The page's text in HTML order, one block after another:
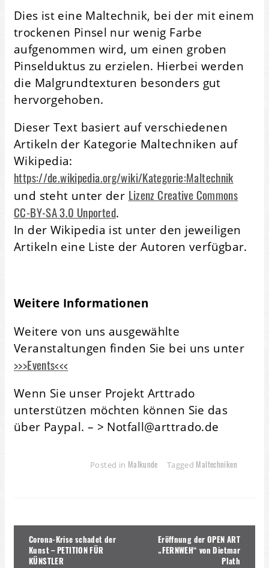
Dies ist eine Maltechnik, bei der mit einem
trockenen Pinsel nur wenig Farbe
aufgenommen wird, um einen groben
Pinselduktus zu erzielen. Hierbei werden
die Malgrundtexturen besonders gut
hervorgehoben.
Dieser Text basiert auf verschiedenen
Artikeln der Kategorie Maltechniken auf
Wikipedia:
https://de.wikipedia.org/wiki/Kategorie:Maltechnik
und steht unter der Lizenz Creative Commons
CC-BY-SA 3.0 Unported.
In der Wikipedia ist unter den jeweiligen
Artikeln eine Liste der Autoren verfügbar.
Weitere Informationen
Weitere von uns ausgewählte
Veranstaltungen finden Sie bei uns unter
>>>Events<<<
Wenn Sie unser Projekt Arttrado
unterstützen möchten können Sie das
über Paypal. – > Notfall@arttrado.de
Posted in Malkunde Tagged Maltechniken
Beitragsnavigation
Corona-Krise schadet der
Kunst – PETITION FÜR
KÜNSTLER
Eröffnung der OPEN ART
„FERNWEH“ von Dietmar
Plath